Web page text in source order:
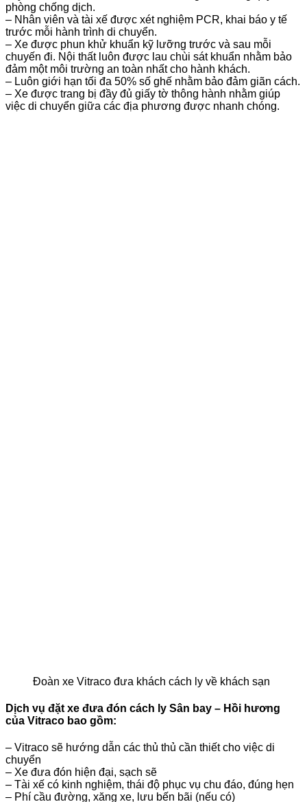
phòng chống dịch.
– Nhân viên và tài xế được xét nghiệm PCR, khai báo y tế
trước mỗi hành trình di chuyển.
– Xe được phun khử khuẩn kỹ lưỡng trước và sau mỗi
chuyến đi. Nội thất luôn được lau chùi sát khuẩn nhằm bảo
đảm một môi trường an toàn nhất cho hành khách.
– Luôn giới hạn tối đa 50% số ghế nhằm bảo đảm giãn cách.
– Xe được trang bị đầy đủ giấy tờ thông hành nhằm giúp
việc di chuyển giữa các địa phương được nhanh chóng.
Đoàn xe Vitraco đưa khách cách ly về khách sạn
Dịch vụ đặt xe đưa đón cách ly Sân bay – Hồi hương
của Vitraco bao gồm:
– Vitraco sẽ hướng dẫn các thủ thủ cần thiết cho việc di
chuyển
– Xe đưa đón hiện đại, sạch sẽ
– Tài xế có kinh nghiệm, thái độ phục vụ chu đáo, đúng hẹn
– Phí cầu đường, xăng xe, lưu bến bãi (nếu có)